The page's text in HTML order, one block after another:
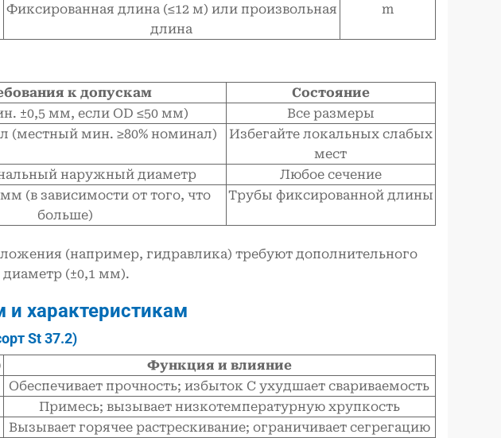
Фиксированная длина (≤12 м) или произвольная
длина
m
к допускам
Состояние
±0,5 мм, если OD ≤50 мм)
Все размеры
(местный мин. ≥80% номинал)
Избегайте локальных слабых
мест
наружный диаметр
Любое сечение
мм (в зависимости от того, что
больше)
Трубы фиксированной длины
(например, гидравлика) требуют дополнительного
диаметр (±0,1 мм).
и характеристикам
St 37.2)
Функция и влияние
Обеспечивает прочность; избыток C ухудшает свариваемость
Примесь; вызывает низкотемпературную хрупкость
Вызывает горячее растрескивание; ограничивает сегрегацию